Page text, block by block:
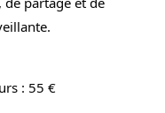
: 55 €